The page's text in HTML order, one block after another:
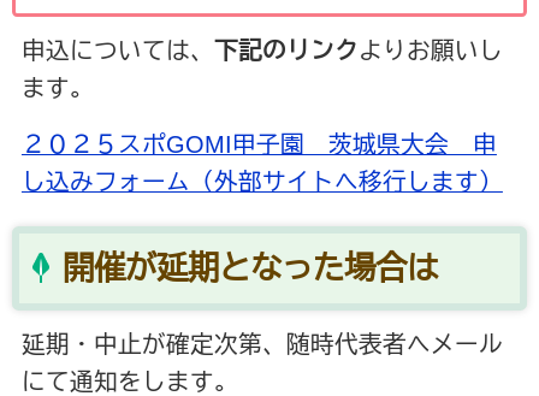
申込については、 下記のリンクよりお願いし
ます。
２０２５スポGOMI甲子園 茨城県大会 申
し込みフォーム（外部サイトへ移行します）
開催が延期となった場合は
延期・中止が確定次第、随時代表者へメール
にて通知をします。